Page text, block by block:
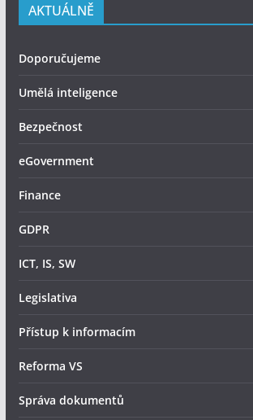
AKTUÁLNĚ
Doporučujeme
Umělá inteligence
Bezpečnost
eGovernment
Finance
GDPR
ICT, IS, SW
Legislativa
Přístup k informacím
Reforma VS
Správa dokumentů